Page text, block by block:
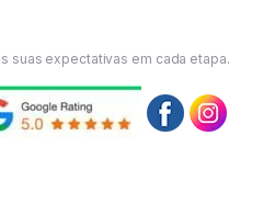
suas expectativas em cada etapa.